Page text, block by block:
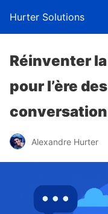
Hurter Solutions
Réinventer
pour l’ère
Alexandre Hurter